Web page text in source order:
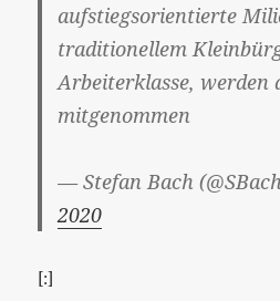
aufstiegsorientierte
traditionellem
Arbeiterklasse, werden
mitgenommen
— Stefan Bach
2020
[:]